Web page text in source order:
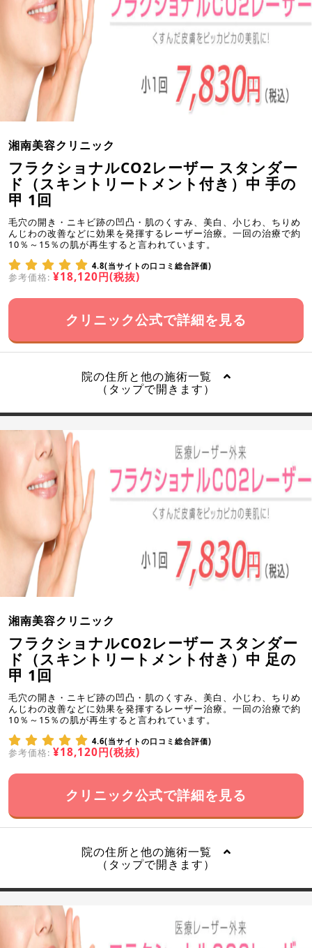
湘南美容クリニック
フラクショナルCO2レーザー スタンダー
ド（スキントリートメント付き）中 手の
甲 1回
毛穴の開き・ニキビ跡の凹凸・肌のくすみ、美白、小じわ、ちりめ
んじわの改善などに効果を発揮するレーザー治療。一回の治療で約
10％～15％の肌が再生すると言われています。
4.8(当サイトの口コミ総合評価)
参考価格: ¥18,120円(税抜)
クリニック公式で詳細を見る
院の住所と他の施術一覧
（タップで開きます）
湘南美容クリニック
フラクショナルCO2レーザー スタンダー
ド（スキントリートメント付き）中 足の
甲 1回
毛穴の開き・ニキビ跡の凹凸・肌のくすみ、美白、小じわ、ちりめ
んじわの改善などに効果を発揮するレーザー治療。一回の治療で約
10％～15％の肌が再生すると言われています。
4.6(当サイトの口コミ総合評価)
参考価格: ¥18,120円(税抜)
クリニック公式で詳細を見る
院の住所と他の施術一覧
（タップで開きます）